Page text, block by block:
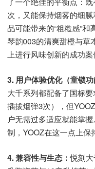
次，又能保持烟雾的细
品可能带来的“粗糙感”
琴韵003的清爽甜橙与草
上进行风味创新的成功案
3. 用户体验优化（童锁功
大千系列都配备了国标
插拔烟弹3次），但
户无需过多适应就能掌
制，YOOZ在这一点上保
4. 兼容性与生态：悦刻